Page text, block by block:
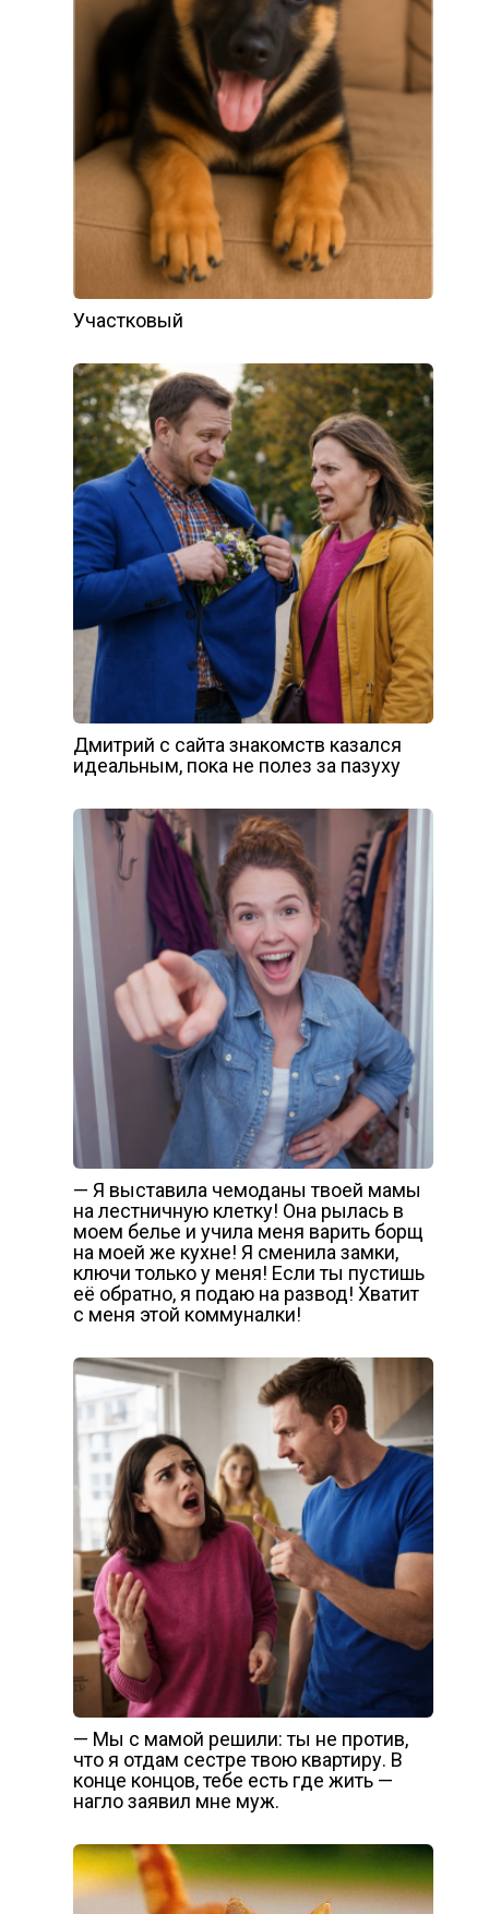
Участковый
Дмитрий с сайта знакомств казался
идеальным, пока не полез за пазуху
— Я выставила чемоданы твоей мамы
на лестничную клетку! Она рылась в
моем белье и учила меня варить борщ
на моей же кухне! Я сменила замки,
ключи только у меня! Если ты пустишь
её обратно, я подаю на развод! Хватит
с меня этой коммуналки!
— Мы с мамой решили: ты не против,
что я отдам сестре твою квартиру. В
конце концов, тебе есть где жить —
нагло заявил мне муж.